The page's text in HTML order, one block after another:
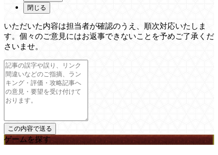
閉じる
いただいた内容は担当者が確認のうえ、順次対応いたしま
す。個々のご意見にはお返事できないことを予めご了承くだ
さいませ。
ゲームを探す